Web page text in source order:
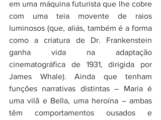
em uma máquina futurista que lhe cobre
com uma teia movente de raios
luminosos (que, aliás, também é a forma
como a criatura de Dr. Frankenstein
ganha vida na adaptação
cinematográfica de 1931, dirigida por
James Whale). Ainda que tenham
funções narrativas distintas – Maria é
uma vilã e Bella, uma heroína – ambas
têm comportamentos ousados e